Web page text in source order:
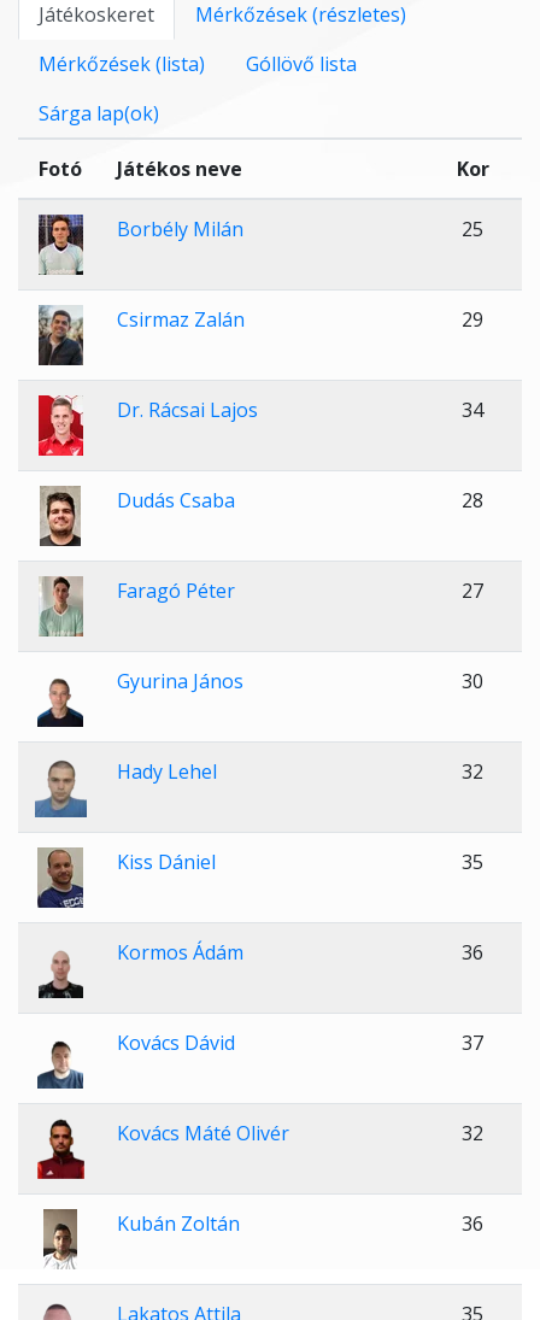
Játékoskeret
Mérkőzések (részletes)
Mérkőzések (lista)
Góllövő lista
Sárga lap(ok)
Fotó Játékos neve Kor
Borbély Milán 25
Csirmaz Zalán 29
Dr. Rácsai Lajos 34
Dudás Csaba 28
Faragó Péter 27
Gyurina János 30
Hady Lehel 32
Kiss Dániel 35
Kormos Ádám 36
Kovács Dávid 37
Kovács Máté Olivér 32
Kubán Zoltán 36
Lakatos Attila 35